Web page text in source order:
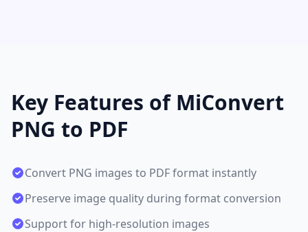
Key Features of MiConvert
PNG to PDF
Convert PNG images to PDF format instantly
Preserve image quality during format conversion
Support for high-resolution images